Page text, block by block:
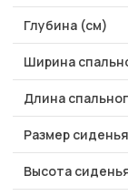
Глубина (см)
Ширина
Длина
Размер
Высота